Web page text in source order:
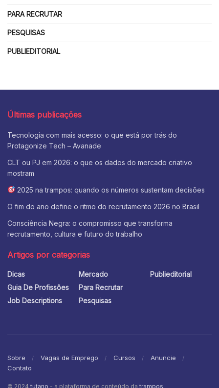
PARA RECRUTAR
PESQUISAS
PUBLIEDITORIAL
Últimas publicações
Tecnologia com mais acesso: o que está por trás do
Protagonize Tech – Avanade
CLT ou PJ em 2026: o que os dados do mercado criativo
mostram
2025 na trampos: quando os números sustentam decisões
O fim do ano define o ritmo do recrutamento 2026 no Brasil
Consciência Negra: o compromisso que transforma
recrutamento, cultura e futuro do trabalho
Artigos por categorias
Dicas
Guia De Profissões
Job Descriptions
Mercado
Para Recrutar
Pesquisas
Publieditorial
Sobre Vagas de Emprego Cursos
Anuncie
Contato
© 2024 tutano - a plataforma de conteúdo da trampos.